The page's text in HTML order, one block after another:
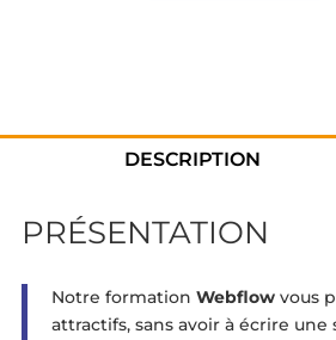
DESCRIPTION
PRÉSENTATION
Notre formationWebflow vous
attractifs, sans avoir à écrire